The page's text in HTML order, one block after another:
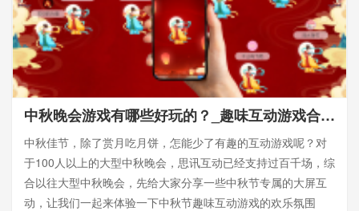
中秋晚会游戏有哪些好玩的？_趣味互动游戏合集_思讯互动
中秋佳节，除了赏月吃月饼，怎能少了有趣的互动游戏呢？对
于100人以上的大型中秋晚会，思讯互动已经支持过百千场，综
合以往大型中秋晚会，先给大家分享一些中秋节专属的大屏互
动，让我们一起来体验一下中秋节趣味互动游戏的欢乐氛围